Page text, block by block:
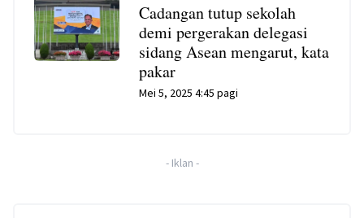
Cadangan tutup sekolah
demi pergerakan delegasi
sidang Asean mengarut, kata
pakar
Mei 5, 2025 4:45 pagi
- Iklan -